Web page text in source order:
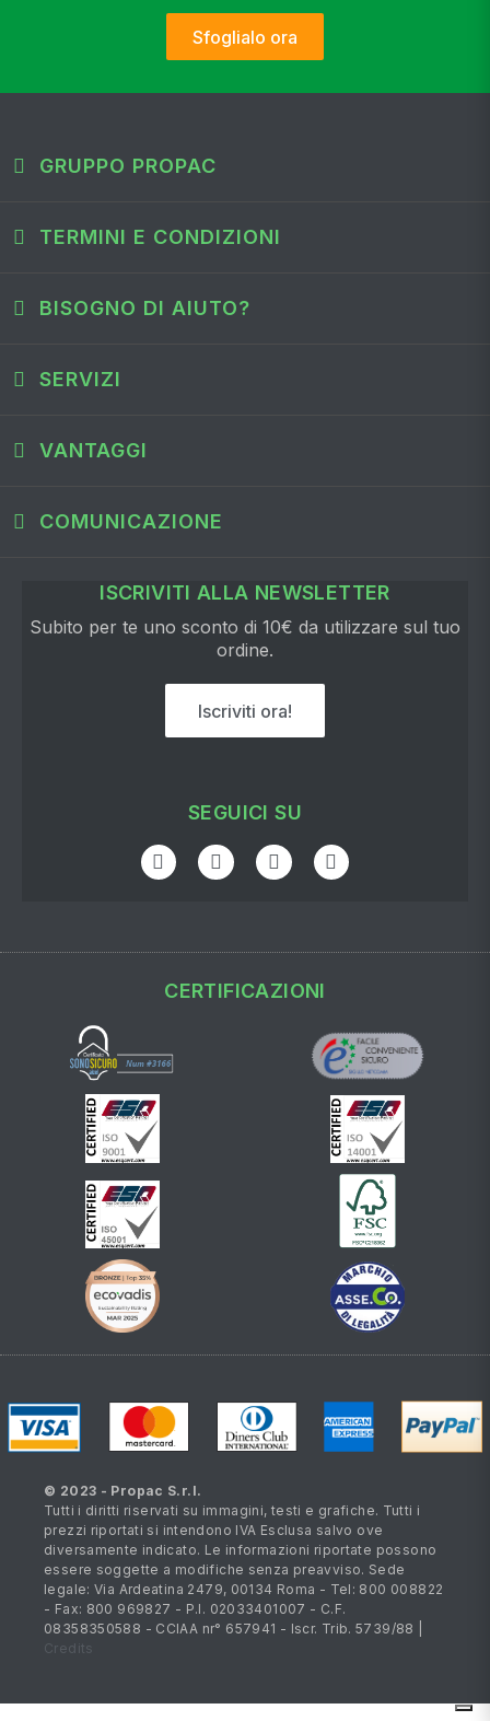
Sfoglialo ora
GRUPPO PROPAC
TERMINI E CONDIZIONI
BISOGNO DI AIUTO?
SERVIZI
VANTAGGI
COMUNICAZIONE
ISCRIVITI ALLA NEWSLETTER
Subito per te uno sconto di 10€ da utilizzare sul tuo
ordine.
Iscriviti ora!
SEGUICI SU
CERTIFICAZIONI
© 2023 - Propac S.r.l.
Tutti i diritti riservati su immagini, testi e grafiche. Tutti i
prezzi riportati si intendono IVA Esclusa salvo ove
diversamente indicato. Le informazioni riportate possono
essere soggette a modifiche senza preavviso. Sede
legale: Via Ardeatina 2479, 00134 Roma - Tel: 800 008822
- Fax: 800 969827 - P.I. 02033401007 - C.F.
08358350588 - CCIAA nr° 657941 - Iscr. Trib. 5739/88 |
Credits